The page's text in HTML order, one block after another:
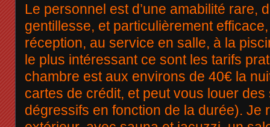
Le personnel est d’une amabilité rare,
gentillesse, et particulièrement
réception, au service en salle, à la
le plus intéressant ce sont les tarifs
chambre est aux environs de 40€ la
cartes de crédit, et peut vous louer
dégressifs en fonction de la durée). Je